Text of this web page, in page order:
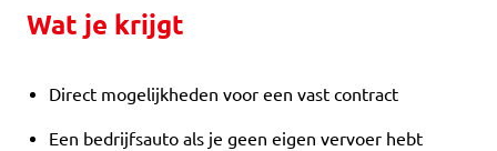
Wat je krijgt
Direct mogelijkheden voor een vast contract
Een bedrijfsauto als je geen eigen vervoer hebt